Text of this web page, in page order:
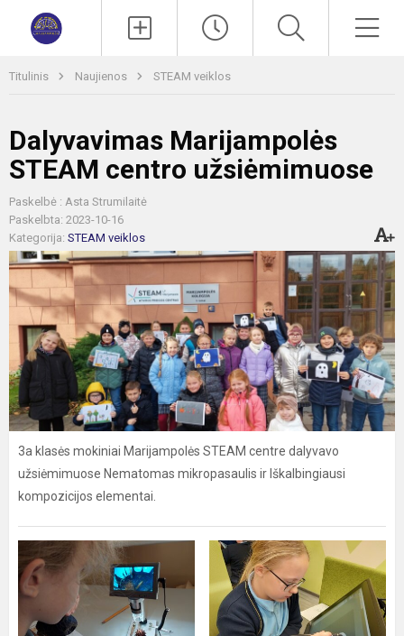
Titulinis Naujienos STEAM veiklos
Dalyvavimas Marijampolės
STEAM centro užsiėmimuose
Paskelbė : Asta Strumilaitė
Paskelbta: 2023-10-16
Kategorija: STEAM veiklos
3a klasės mokiniai Marijampolės STEAM centre dalyvavo
užsiėmimuose Nematomas mikropasaulis ir Iškalbingiausi
kompozicijos elementai.